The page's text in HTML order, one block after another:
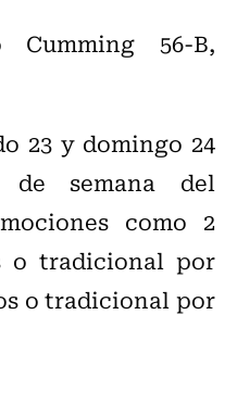
Cumming 56-B,
23 y domingo 24
semana del
como 2
o tradicional por
o tradicional por